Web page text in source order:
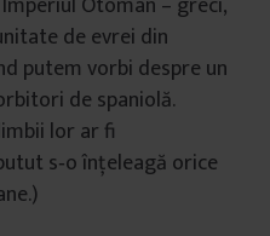
de evrei din
putem vorbi despre un
de spaniolă.
lor ar fi
s‑o înţeleagă orice